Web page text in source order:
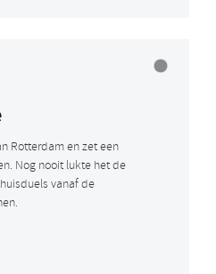
Rotterdam en zet een
Nog nooit lukte het de
vanaf de